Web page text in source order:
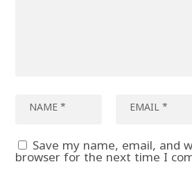
Save my name, email, and
browser for the next time I